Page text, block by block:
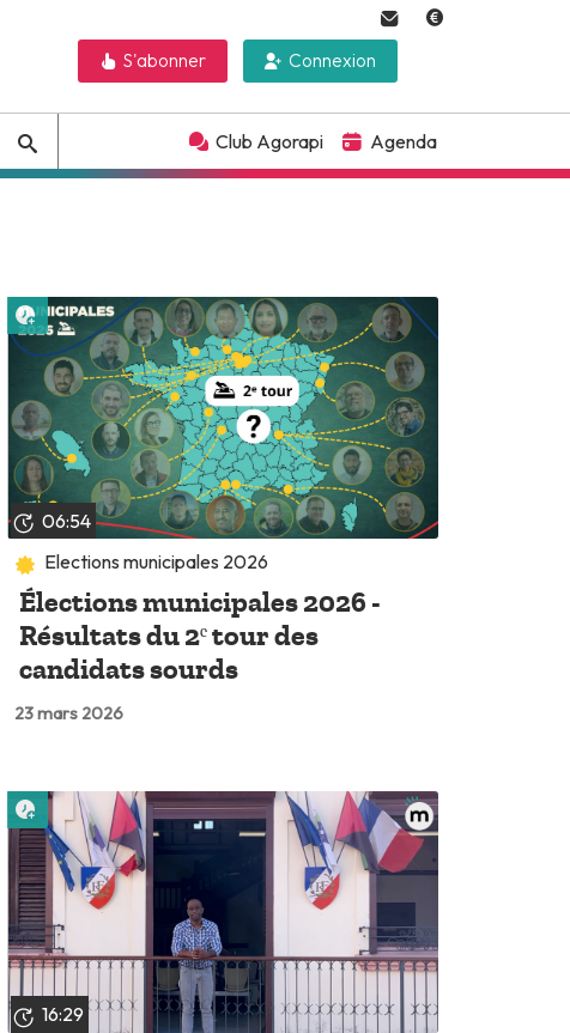
Connexion
S'abonner
Club Agorapi Agenda
06:54
Elections municipales 2026
Élections municipales 2026 -
Résultats du 2ᵉ tour des
candidats sourds
23 mars 2026
Lire plus tard
16:29
Lire plus tard